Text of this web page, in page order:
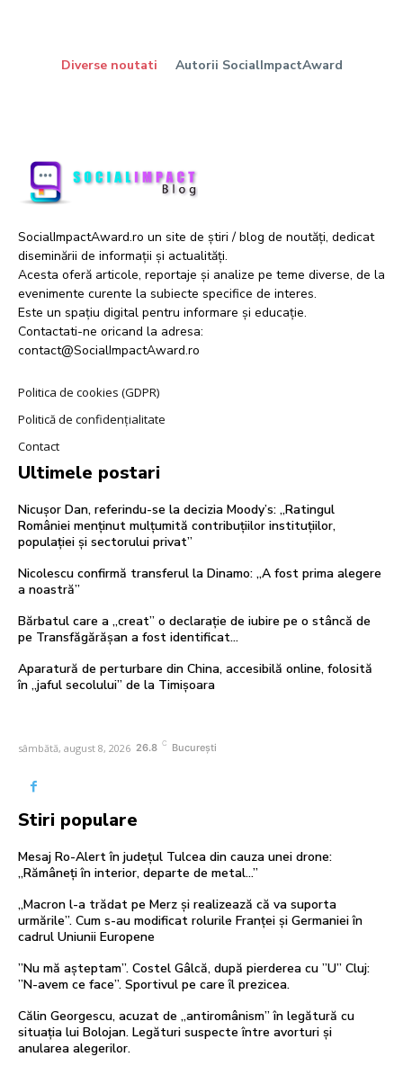
Diverse noutati Autorii SocialImpactAward
SocialImpactAward.ro un site de știri / blog de noutăți, dedicat
diseminării de informații și actualități.
Acesta oferă articole, reportaje și analize pe teme diverse, de la
evenimente curente la subiecte specifice de interes.
Este un spațiu digital pentru informare și educație.
Contactati-ne oricand la adresa:
contact@SocialImpactAward.ro
Politica de cookies (GDPR)
Politică de confidențialitate
Contact
Ultimele postari
Nicușor Dan, referindu-se la decizia Moody’s: „Ratingul
României menținut mulțumită contribuțiilor instituțiilor,
populației și sectorului privat”
Nicolescu confirmă transferul la Dinamo: „A fost prima alegere
a noastră”
Bărbatul care a „creat” o declarație de iubire pe o stâncă de
pe Transfăgărășan a fost identificat…
Aparatură de perturbare din China, accesibilă online, folosită
în „jaful secolului” de la Timișoara
sâmbătă, august 8, 2026 26.8 C București
Stiri populare
Mesaj Ro-Alert în județul Tulcea din cauza unei drone:
„Rămâneți în interior, departe de metal…”
„Macron l-a trădat pe Merz și realizează că va suporta
urmările”. Cum s-au modificat rolurile Franței și Germaniei în
cadrul Uniunii Europene
”Nu mă așteptam”. Costel Gâlcă, după pierderea cu ”U” Cluj:
”N-avem ce face”. Sportivul pe care îl prezicea.
Călin Georgescu, acuzat de „antiromânism” în legătură cu
situația lui Bolojan. Legături suspecte între avorturi și
anularea alegerilor.